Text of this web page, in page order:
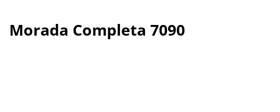
Morada Completa 7090